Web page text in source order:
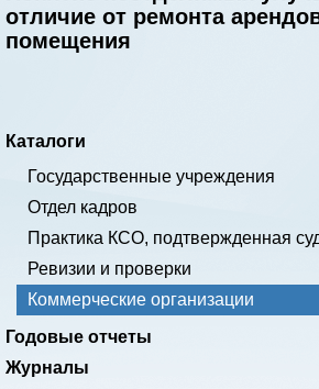
отличие от ремонта
помещения
Каталоги
Государственные учреждения
Отдел кадров
Практика КСО, подтвержденная
Ревизии и проверки
Коммерческие организации
Годовые отчеты
Журналы